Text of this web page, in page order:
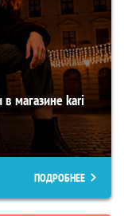
магазине kari
ПОДРОБНЕЕ